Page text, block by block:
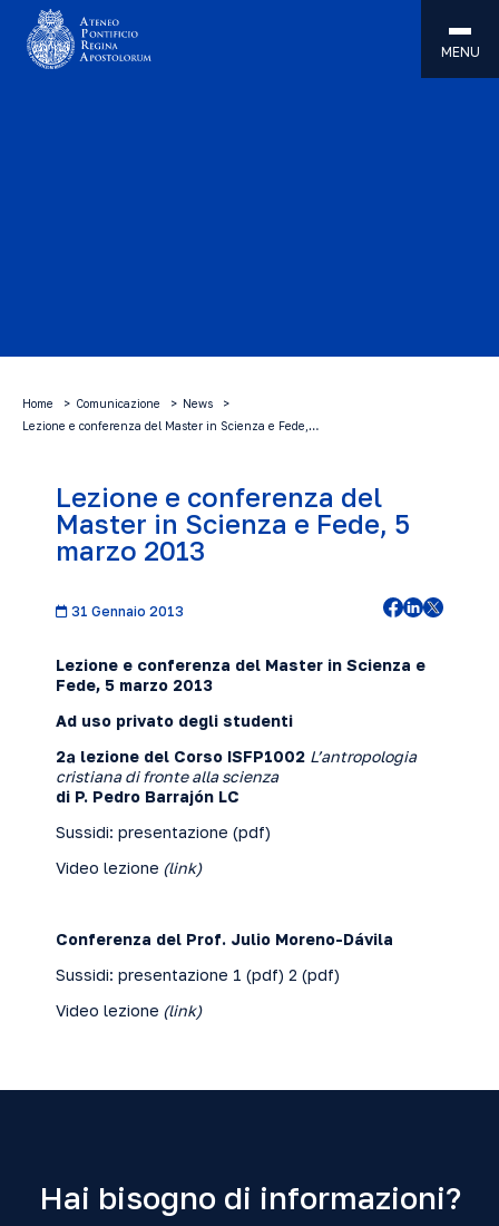
MENU
Home Comunicazione
News
Lezione e conferenza del Master in Scienza e Fede,…
Lezione e conferenza del
Master in Scienza e Fede, 5
marzo 2013
31 Gennaio 2013
Lezione e conferenza del Master in Scienza e
Fede, 5 marzo 2013
Ad uso privato degli studenti
2ª lezione del Corso ISFP1002 L’antropologia
cristiana di fronte alla scienza
di P. Pedro Barrajón LC
Sussidi: presentazione (pdf)
Video lezione (link)
Conferenza del Prof. Julio Moreno-Dávila
Sussidi: presentazione 1 (pdf) 2 (pdf)
Video lezione (link)
Hai bisogno di informazioni?